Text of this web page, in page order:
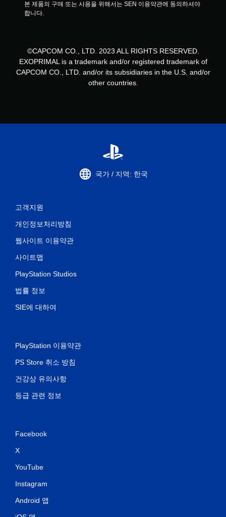
본 제품의 구매 또는 사용을 위해서는 SEN 이용약관에 동의하셔야
합니다.
©CAPCOM CO., LTD. 2023 ALL RIGHTS RESERVED.
EXOPRIMAL is a trademark and/or registered trademark of
CAPCOM CO., LTD. and/or its subsidiaries in the U.S. and/or
other countries.
국가 / 지역: 한국
고객지원
개인정보처리방침
웹사이트 이용약관
사이트맵
PlayStation Studios
법률 정보
SIE에 대하여
PlayStation 이용약관
PS Store 취소 방침
건강상 유의사항
등급 관련 정보
Facebook
X
YouTube
Instagram
Android 앱